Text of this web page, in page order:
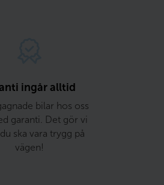
ingår alltid
bilar hos oss
garanti. Det gör vi
ska vara trygg på
vägen!